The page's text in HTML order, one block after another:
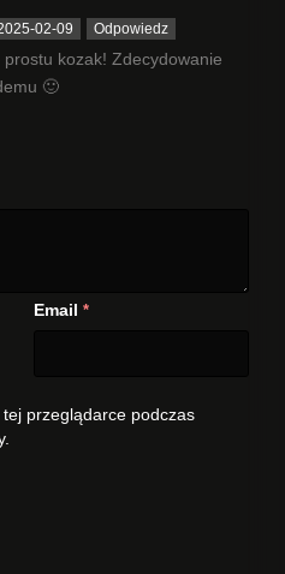
02-09 Odpowiedz
prostu kozak! Zdecydowanie
🙂
Email *
przeglądarce podczas